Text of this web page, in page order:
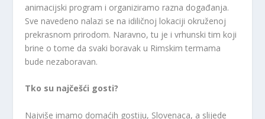
animacijski program i organiziramo razna događanja.
Sve navedeno nalazi se na idiličnoj lokaciji okruženoj
prekrasnom prirodom. Naravno, tu je i vrhunski tim koji
brine o tome da svaki boravak u Rimskim termama
bude nezaboravan.
Tko su najčešći gosti?
Najviše imamo domaćih gostiju, Slovenaca, a slijede